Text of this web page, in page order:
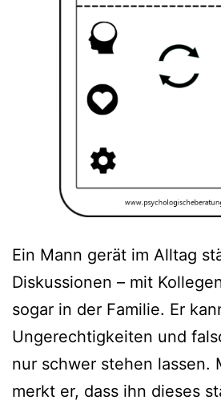
Ein Mann gerät im Alltag
Diskussionen – mit
sogar in der Familie. Er
Ungerechtigkeiten und
nur schwer stehen lassen.
merkt er, dass ihn dieses